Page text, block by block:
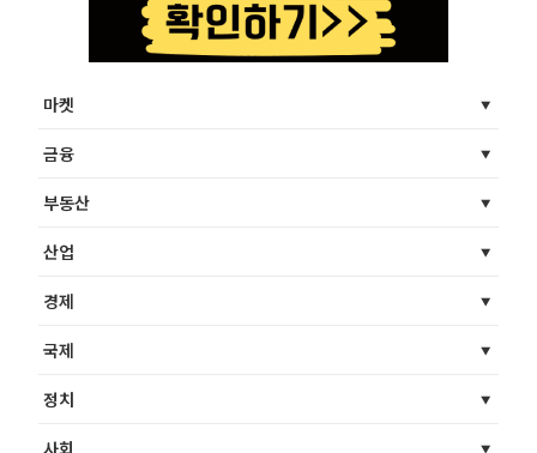
마켓
금융
부동산
산업
경제
국제
정치
사회